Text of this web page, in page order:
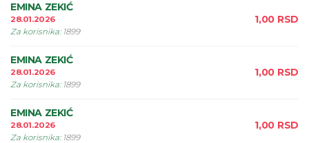
EMINA ZEKIĆ
28.01.2026
Za korisnika: 1899
1,00 RSD
EMINA ZEKIĆ
28.01.2026
Za korisnika: 1899
1,00 RSD
EMINA ZEKIĆ
28.01.2026
Za korisnika: 1899
1,00 RSD